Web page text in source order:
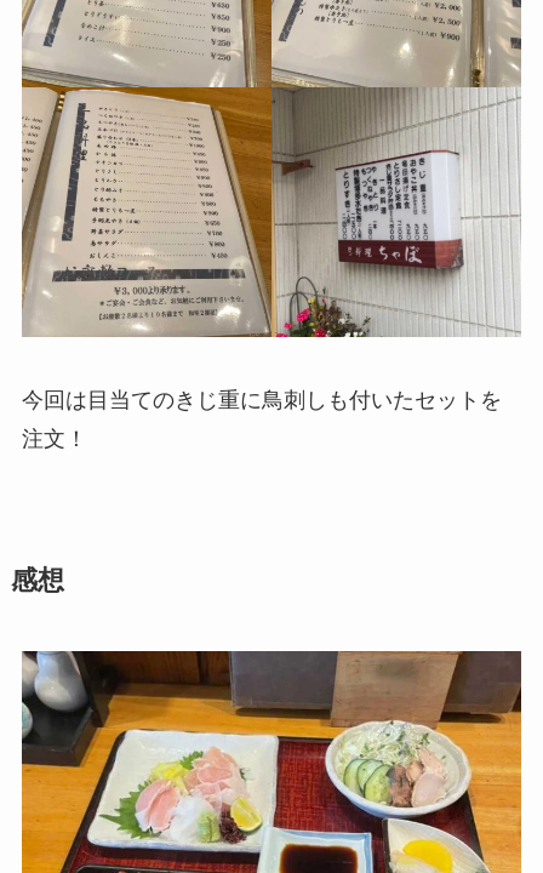
今回は目当てのきじ重に鳥刺しも付いたセットを
注文！
感想